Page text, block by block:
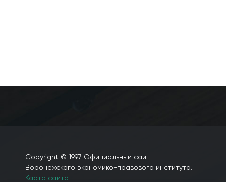
Copyright © 1997 Официальный сайт
Воронежского экономико-правового института.
Карта сайта